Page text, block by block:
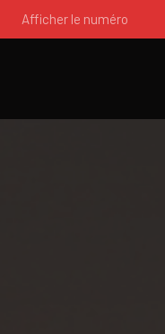
Afficher le numéro